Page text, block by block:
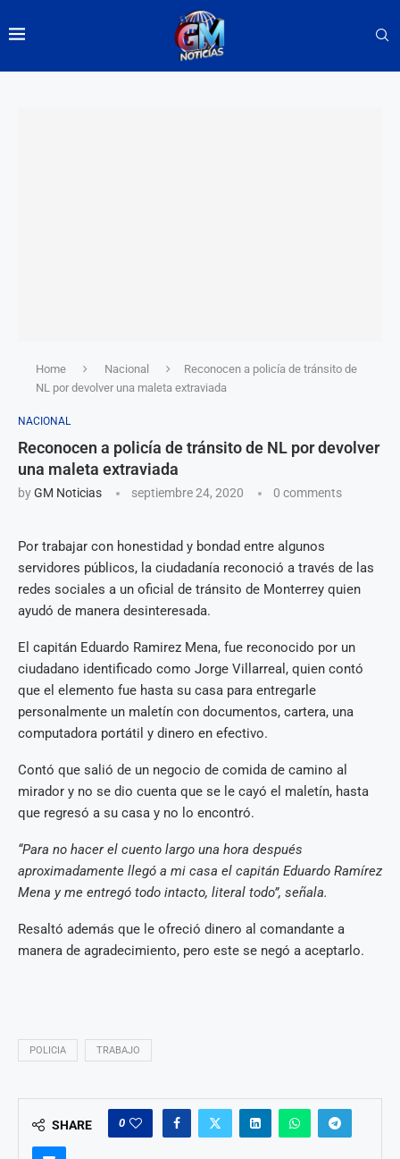
Home Nacional
Reconocen a policía de tránsito de
NL por devolver una maleta extraviada
NACIONAL
Reconocen a policía de tránsito de NL por devolver
una maleta extraviada
byGM Noticias septiembre 24, 2020 0 comments
Por trabajar con honestidad y bondad entre algunos
servidores públicos, la ciudadanía reconoció a través de las
redes sociales a un oficial de tránsito de Monterrey quien
ayudó de manera desinteresada.
El capitán Eduardo Ramirez Mena, fue reconocido por un
ciudadano identificado como Jorge Villarreal, quien contó
que el elemento fue hasta su casa para entregarle
personalmente un maletín con documentos, cartera, una
computadora portátil y dinero en efectivo.
Contó que salió de un negocio de comida de camino al
mirador y no se dio cuenta que se le cayó el maletín, hasta
que regresó a su casa y no lo encontró.
“Para no hacer el cuento largo una hora después
aproximadamente llegó a mi casa el capitán Eduardo Ramírez
Mena y me entregó todo intacto, literal todo”, señala.
Resaltó además que le ofreció dinero al comandante a
manera de agradecimiento, pero este se negó a aceptarlo.
POLICIA TRABAJO
SHARE 0